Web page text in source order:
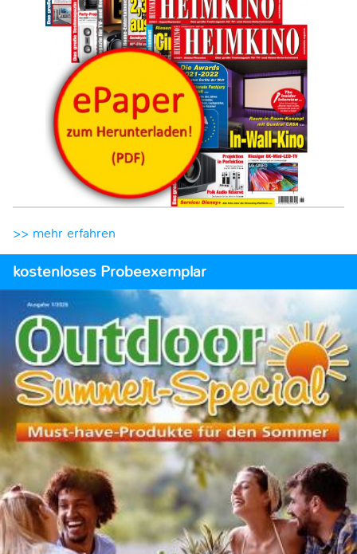
>> mehr erfahren
kostenloses Probeexemplar